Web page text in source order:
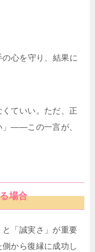
心を守り、結果に
ていい。ただ、正
」——この一言が、
場合
「誠実さ」が重要
から復縁に成功し